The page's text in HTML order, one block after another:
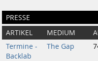
PRESSE
ARTIKEL MEDIUM
Termine -
Backlab
The Gap